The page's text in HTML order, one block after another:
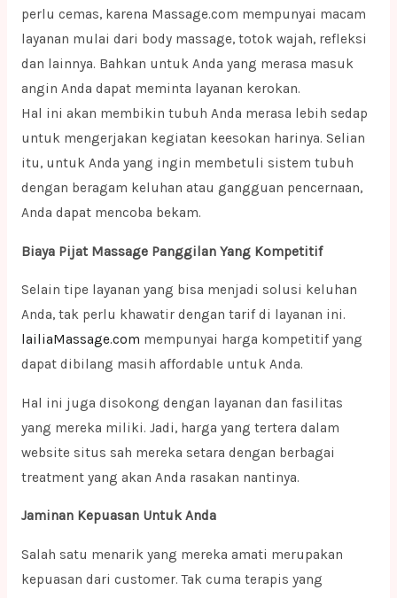
perlu cemas, karena Massage.com mempunyai macam
layanan mulai dari body massage, totok wajah, refleksi
dan lainnya. Bahkan untuk Anda yang merasa masuk
angin Anda dapat meminta layanan kerokan.
Hal ini akan membikin tubuh Anda merasa lebih sedap
untuk mengerjakan kegiatan keesokan harinya. Selian
itu, untuk Anda yang ingin membetuli sistem tubuh
dengan beragam keluhan atau gangguan pencernaan,
Anda dapat mencoba bekam.
Biaya Pijat Massage Panggilan Yang Kompetitif
Selain tipe layanan yang bisa menjadi solusi keluhan
Anda, tak perlu khawatir dengan tarif di layanan ini.
lailiaMassage.com mempunyai harga kompetitif yang
dapat dibilang masih affordable untuk Anda.
Hal ini juga disokong dengan layanan dan fasilitas
yang mereka miliki. Jadi, harga yang tertera dalam
website situs sah mereka setara dengan berbagai
treatment yang akan Anda rasakan nantinya.
Jaminan Kepuasan Untuk Anda
Salah satu menarik yang mereka amati merupakan
kepuasan dari customer. Tak cuma terapis yang